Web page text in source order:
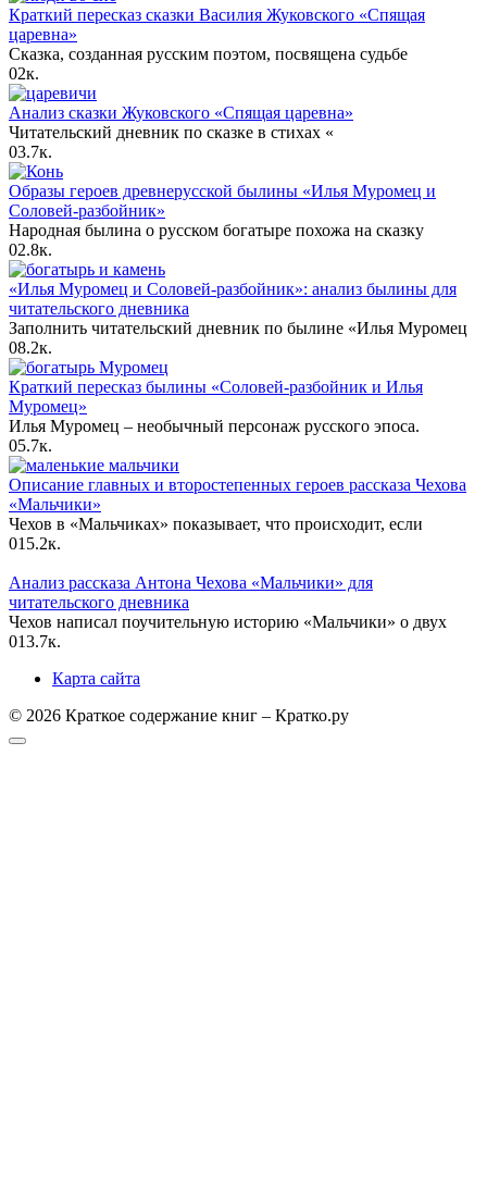
Краткий пересказ сказки Василия Жуковского «Спящая
царевна»
Сказка, созданная русским поэтом, посвящена судьбе
02к.
Анализ сказки Жуковского «Спящая царевна»
Читательский дневник по сказке в стихах «
03.7к.
Образы героев древнерусской былины «Илья Муромец и
Соловей-разбойник»
Народная былина о русском богатыре похожа на сказку
02.8к.
«Илья Муромец и Соловей-разбойник»: анализ былины для
читательского дневника
Заполнить читательский дневник по былине «Илья Муромец
08.2к.
Краткий пересказ былины «Соловей-разбойник и Илья
Муромец»
Илья Муромец – необычный персонаж русского эпоса.
05.7к.
Описание главных и второстепенных героев рассказа Чехова
«Мальчики»
Чехов в «Мальчиках» показывает, что происходит, если
015.2к.
Анализ рассказа Антона Чехова «Мальчики» для
читательского дневника
Чехов написал поучительную историю «Мальчики» о двух
013.7к.
Карта сайта
© 2026 Краткое содержание книг – Кратко.ру